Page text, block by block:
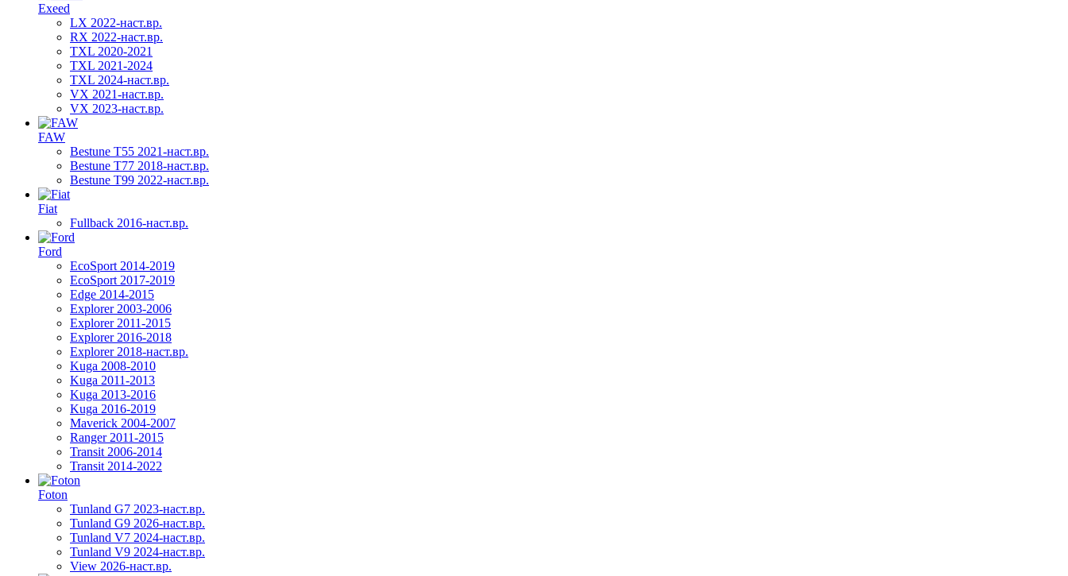
Exeed
LX 2022-наст.вр.
RX 2022-наст.вр.
TXL 2020-2021
TXL 2021-2024
TXL 2024-наст.вр.
VX 2021-наст.вр.
VX 2023-наст.вр.
FAW
Bestune T55 2021-наст.вр.
Bestune T77 2018-наст.вр.
Bestune T99 2022-наст.вр.
Fiat
Fullback 2016-наст.вр.
Ford
EcoSport 2014-2019
EcoSport 2017-2019
Edge 2014-2015
Explorer 2003-2006
Explorer 2011-2015
Explorer 2016-2018
Explorer 2018-наст.вр.
Kuga 2008-2010
Kuga 2011-2013
Kuga 2013-2016
Kuga 2016-2019
Maverick 2004-2007
Ranger 2011-2015
Transit 2006-2014
Transit 2014-2022
Foton
Tunland G7 2023-наст.вр.
Tunland G9 2026-наст.вр.
Tunland V7 2024-наст.вр.
Tunland V9 2024-наст.вр.
View 2026-наст.вр.